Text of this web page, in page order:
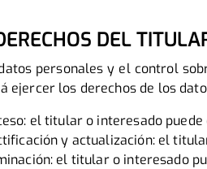
DEL
personales y el control
ejercer los derechos de los
el titular o interesado
y actualización: el
el titular o interesado